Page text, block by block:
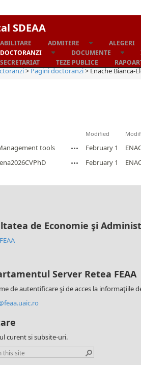
SDEAA
ABILITARE ADMITERE
ALEGERI
DOCTORANZI
DOCUMENTE
SECRETARIAT
TEZE PUBLICE
>Pagini doctoranzi>Enache Bianca-
Modified
tools February 1
February 1
de Economie şi
Server Retea FEAA
de autentificare şi de acces la informaţiile
curent si subsite-uri.